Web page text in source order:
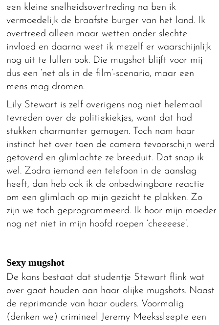
een kleine snelheidsovertreding na ben ik
vermoedelijk de braafste burger van het land. Ik
overtreed alleen maar wetten onder slechte
invloed en daarna weet ik mezelf er waarschijnlijk
nog uit te lullen ook. Die mugshot blijft voor mij
dus een ‘net als in de film’-scenario, maar een
mens mag dromen.
Lily Stewart is zelf overigens nog niet helemaal
tevreden over de politiekiekjes, want dat had
stukken charmanter gemogen. Toch nam haar
instinct het over toen de camera tevoorschijn werd
getoverd en glimlachte ze breeduit. Dat snap ik
wel. Zodra iemand een telefoon in de aanslag
heeft, dan heb ook ík de onbedwingbare reactie
om een glimlach op mijn gezicht te plakken. Zo
zijn we toch geprogrammeerd. Ik hoor mijn moeder
nog net niet in mijn hoofd roepen ‘cheeeese’.
Sexy mugshot
De kans bestaat dat studentje Stewart flink wat
over gaat houden aan haar olijke mugshots. Naast
de reprimande van haar ouders. Voormalig
(denken we) crimineel Jeremy Meekssleepte een